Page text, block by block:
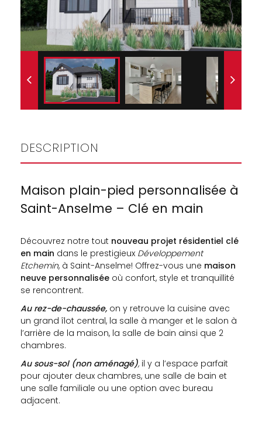
DESCRIPTION
Maison plain-pied personnalisée à
Saint-Anselme – Clé en main
Découvrez notre tout nouveau projet résidentiel clé
en main dans le prestigieux Développement
Etchemin, à Saint-Anselme! Offrez-vous une maison
neuve personnalisée où confort, style et tranquillité
se rencontrent.
Au rez-de-chaussée, on y retrouve la cuisine avec
un grand îlot central, la salle à manger et le salon à
l’arrière de la maison, la salle de bain ainsi que 2
chambres.
Au sous-sol (non aménagé),il y a l’espace parfait
pour ajouter deux chambres, une salle de bain et
une salle familiale ou une option avec bureau
adjacent.